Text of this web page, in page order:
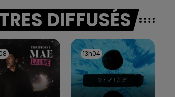
DIFFUSÉS
13h04
13h04